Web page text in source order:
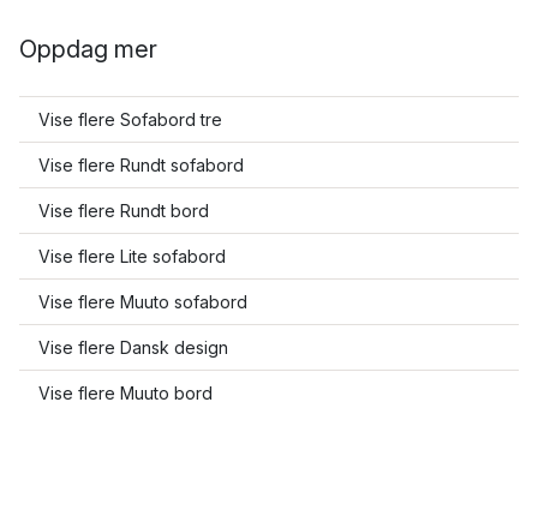
Oppdag mer
Vise flere Sofabord tre
Vise flere Rundt sofabord
Vise flere Rundt bord
Vise flere Lite sofabord
Vise flere Muuto sofabord
Vise flere Dansk design
Vise flere Muuto bord